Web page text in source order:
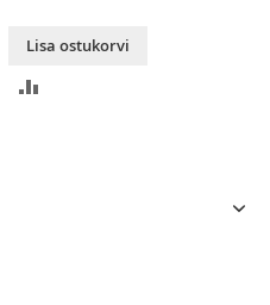
Lisa ostukorvi